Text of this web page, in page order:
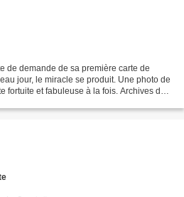
de demande de sa première carte de
jour, le miracle se produit. Une photo de
fortuite et fabuleuse à la fois. Archives de